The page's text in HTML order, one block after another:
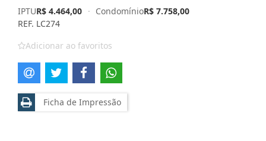
IPTUR$ 4.464,00 · CondomínioR$ 7.758,00
REF. LC274
Adicionar ao favoritos
Ficha de Impressão